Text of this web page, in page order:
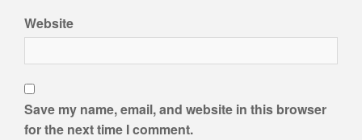
Website
Save my name, email, and website in this browser
for the next time I comment.